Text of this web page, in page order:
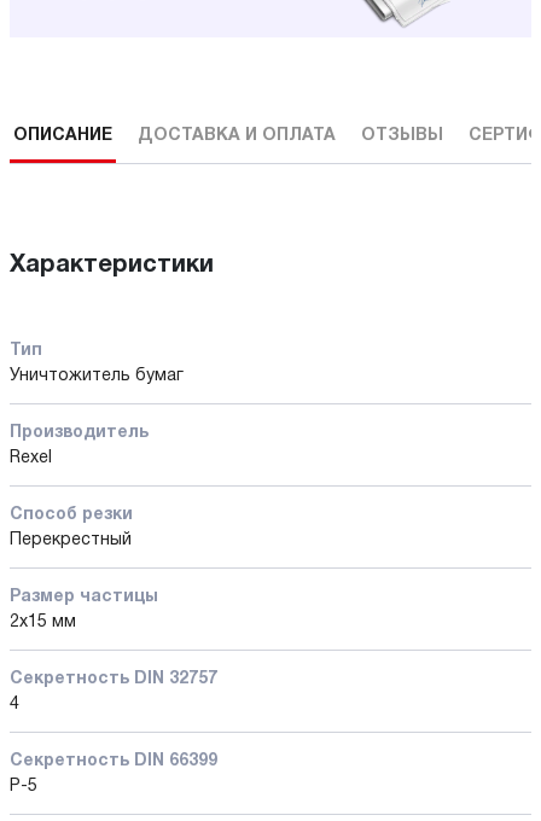
ОПИСАНИЕ ДОСТАВКА И ОПЛАТА ОТЗЫВЫ
Характеристики
Тип
Уничтожитель бумаг
Производитель
Rexel
Способ резки
Перекрестный
Размер частицы
2х15 мм
Секретность DIN 32757
4
Секретность DIN 66399
P-5